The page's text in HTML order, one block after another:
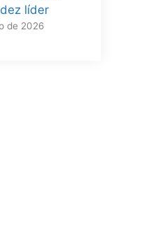
líder
de 2026